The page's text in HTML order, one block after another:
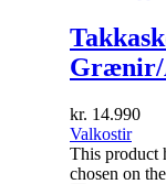
Grænir/
kr. 14.990
Valkostir
This product
chosen on